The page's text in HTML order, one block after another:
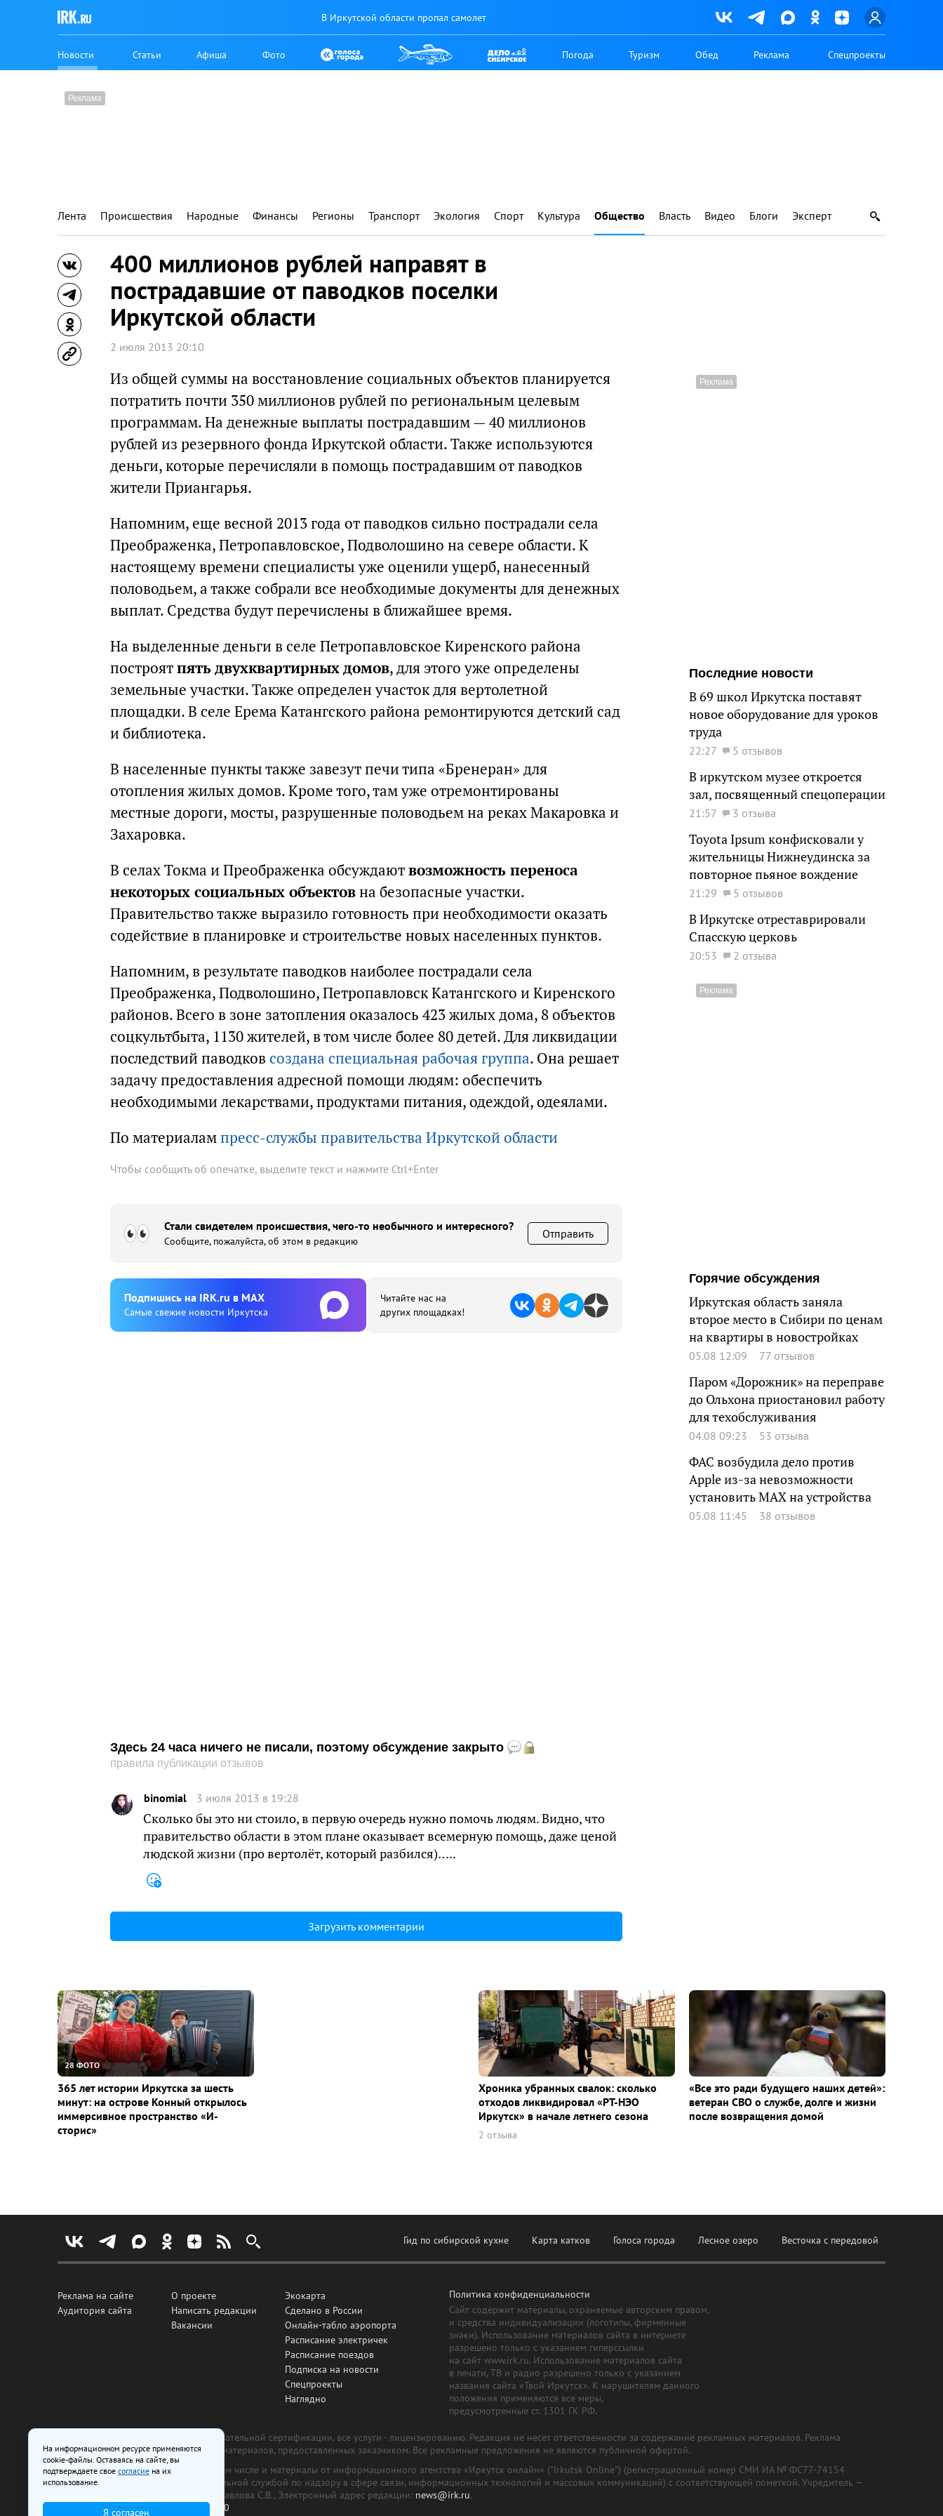
В Иркутской области пропал самолет
Новости Статьи Афиша Фото Погода Туризм Обед Реклама Спецпроекты
Лента Происшествия Народные Финансы Регионы Транспорт Экология Спорт Культура Общество Власть Видео Блоги Эксперт
400 миллионов рублей направят в
пострадавшие от паводков поселки
Иркутской области
2 июля 2013 20:10
Из общей суммы на восстановление социальных объектов планируется
потратить почти 350 миллионов рублей по региональным целевым
программам. На денежные выплаты пострадавшим — 40 миллионов
рублей из резервного фонда Иркутской области. Также используются
деньги, которые перечисляли в помощь пострадавшим от паводков
жители Приангарья.
Напомним, еще весной 2013 года от паводков сильно пострадали села
Преображенка, Петропавловское, Подволошино на севере области. К
настоящему времени специалисты уже оценили ущерб, нанесенный
половодьем, а также собрали все необходимые документы для денежных
выплат. Средства будут перечислены в ближайшее время.
На выделенные деньги в селе Петропавловское Киренского района
построятпять двухквартирных домов, для этого уже определены
земельные участки. Также определен участок для вертолетной
площадки. В селе Ерема Катангского района ремонтируются детский сад
и библиотека.
В населенные пункты также завезут печи типа «Бренеран» для
отопления жилых домов. Кроме того, там уже отремонтированы
местные дороги, мосты, разрушенные половодьем на реках Макаровка и
Захаровка.
В селах Токма и Преображенка обсуждаютвозможность переноса
некоторых социальных объектовна безопасные участки.
Правительство также выразило готовность при необходимости оказать
содействие в планировке и строительстве новых населенных пунктов.
Напомним, в результате паводков наиболее пострадали села
Преображенка, Подволошино, Петропавловск Катангского и Киренского
районов. Всего в зоне затопления оказалось 423 жилых дома, 8 объектов
соцкультбыта, 1130 жителей, в том числе более 80 детей. Для ликвидации
последствий паводков создана специальная рабочая группа. Она решает
задачу предоставления адресной помощи людям: обеспечить
необходимыми лекарствами, продуктами питания, одеждой, одеялами.
По материалампресс-службы правительства Иркутской области
Чтобы сообщить об опечатке, выделите текст и нажмите Ctrl+Enter
Стали свидетелем происшествия, чего-то необычного и интересного?
Сообщите, пожалуйста, об этом в редакцию
Отправить
Подпишиcь на IRK.ru в MAX
Cамые свежие новости Иркутска
Читайте нас на
других площадках!
Здесь 24 часа ничего не писали, поэтому обсуждение закрыто
правила публикации отзывов
binomial 3 июля 2013 в 19:28
Сколько бы это ни стоило, в первую очередь нужно помочь людям. Видно, что
правительство области в этом плане оказывает всемерную помощь, даже ценой
людской жизни (про вертолёт, который разбился)…..
Загрузить комментарии
Последние новости
В 69 школ Иркутска поставят
новое оборудование для уроков
труда
22:27 5 отзывов
В иркутском музее откроется
зал, посвященный спецоперации
21:57 3 отзыва
Toyota Ipsum конфисковали у
жительницы Нижнеудинска за
повторное пьяное вождение
21:29 5 отзывов
В Иркутске отреставрировали
Спасскую церковь
20:53 2 отзыва
Горячие обсуждения
Иркутская область заняла
второе место в Сибири по ценам
на квартиры в новостройках
05.08 12:09 77 отзывов
Паром «Дорожник» на переправе
до Ольхона приостановил работу
для техобслуживания
04.08 09:23 53 отзыва
ФАС возбудила дело против
Apple из-за невозможности
установить MAX на устройства
05.08 11:45 38 отзывов
28 ФОТО
365 лет истории Иркутска за шесть
минут: на острове Конный открылось
иммерсивное пространство «И-
сторис»
Хроника убранных свалок: сколько
отходов ликвидировал «РТ-НЭО
Иркутск» в начале летнего сезона
2 отзыва
«Все это ради будущего наших детей»:
ветеран СВО о службе, долге и жизни
после возвращения домой
Гид по сибирской кухне Карта катков Голоса города Лесное озеро Весточка с передовой
Реклама на сайте
Аудитория сайта
О проекте
Написать редакции
Вакансии
Экокарта
Сделано в России
Онлайн-табло аэропорта
Расписание электричек
Расписание поездов
Подписка на новости
Спецпроекты
Наглядно
Политика конфиденциальности
Сайт содержит материалы, охраняемые авторским правом,
и средства индивидуализации (логотипы, фирменные
знаки). Использование материалов сайта в интернете
разрешено только с указанием гиперссылки
на сайт www.irk.ru. Использование материалов сайта
в печати, ТВ и радио разрешено только с указанием
названия сайта «Твой Иркутск». К нарушителям данного
положения применяются все меры,
предусмотренные ст. 1301 ГК РФ.
Все рекламные товары подлежат обязательной сертификации, все услуги - лицензированию. Редакция не несет ответственности за содержание рекламных материалов. Реклама
изготовлена и размещена на основе материалов, предоставленных заказчиком. Все рекламные предложения не являются публичной офертой.
На сайте www.irk.ru размещаются в том числе и материалы от информационного агентства «Иркутск онлайн» ("Irkutsk Online") (регистрационный номер СМИ ИА № ФС77-74154
от 29 октября 2018 г., выдан Федеральной службой по надзору в сфере связи, информационных технологий и массовых коммуникаций) с соответствующей пометкой. Учредитель —
ООО «Ирк.ру». Главный редактор — Павлова С.В., Электронный адрес редакции: news@irk.ru.
Телефон редакции:
+7 (3952) 48-88-50
На информационном ресурсе применяются
cookie-файлы. Оставаясь на сайте, вы
подтверждаете свое согласие на их
использование.
Я согласен